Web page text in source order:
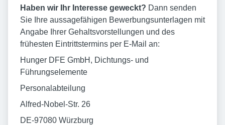
Haben wir Ihr Interesse geweckt? Dann senden
Sie Ihre aussagefähigen Bewerbungsunterlagen mit
Angabe Ihrer Gehaltsvorstellungen und des
frühesten Eintrittstermins per E-Mail an:
Hunger DFE GmbH, Dichtungs- und
Führungselemente
Personalabteilung
Alfred-Nobel-Str. 26
DE-97080 Würzburg